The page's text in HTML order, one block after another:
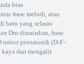
bisa
frase melodi, atau
baru yang selaras
Dm dimainkan, frase
minor pentatonik (D-F-
dan mengalir.